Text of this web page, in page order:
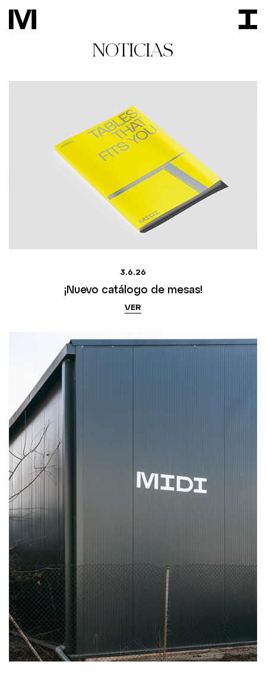
NOTICIAS
3.6.26
¡Nuevo catálogo de mesas!
VER